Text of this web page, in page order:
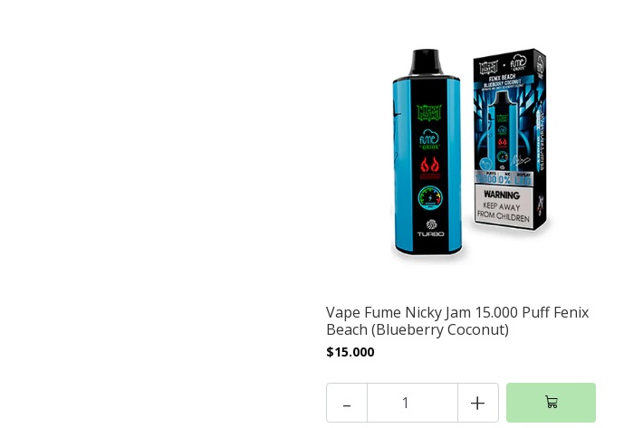
Vape Fume Nicky Jam 15.000 Puff Fenix
Beach (Blueberry Coconut)
$15.000
- +